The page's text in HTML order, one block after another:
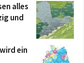
alles
und
ein